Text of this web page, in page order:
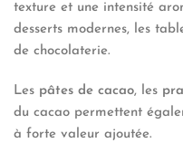
texture et une intensité
desserts modernes, les
de chocolaterie.
Les pâtes de cacao, les
du cacao permettent
à forte valeur ajoutée.